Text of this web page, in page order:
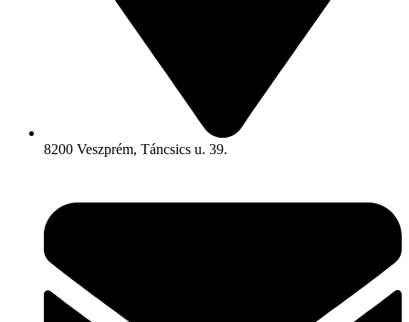
8200 Veszprém, Táncsics u. 39.